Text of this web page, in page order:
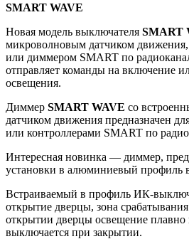
SMART WAVE
Новая модель выключателя SMART
микроволновым датчиком движения,
или диммером SMART по
отправляет команды на включение
освещения.
Диммер SMART WAVE со
датчиком движения предназначен
или контроллерами SMART по
Интересная новинка — диммер,
установки в алюминиевый профиль
Встраиваемый в профиль ИК-
открытие дверцы, зона
открытии дверцы освещение плавно
выключается при закрытии.